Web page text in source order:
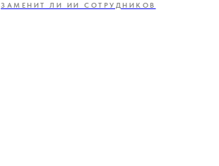
ЗАМЕНИТ ЛИ ИИ СОТРУДНИКОВ